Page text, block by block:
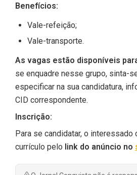
Benefícios:
Vale-refeição;
Vale-transporte.
As vagas estão disponíveis
se enquadre nesse grupo, sinta-
especificar na sua candidatura,
CID correspondente.
Inscrição:
Para se candidatar, o interessado
currículo pelo link do anúncio no